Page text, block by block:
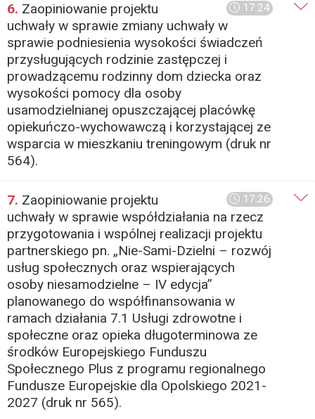
17:24
6. Zaopiniowanie projektu
uchwały w sprawie zmiany uchwały w
sprawie podniesienia wysokości świadczeń
przysługujących rodzinie zastępczej i
prowadzącemu rodzinny dom dziecka oraz
wysokości pomocy dla osoby
usamodzielnianej opuszczającej placówkę
opiekuńczo-wychowawczą i korzystającej ze
wsparcia w mieszkaniu treningowym (druk nr
564).
17:26
7. Zaopiniowanie projektu
uchwały w sprawie współdziałania na rzecz
przygotowania i wspólnej realizacji projektu
partnerskiego pn. „Nie-Sami-Dzielni – rozwój
usług społecznych oraz wspierających
osoby niesamodzielne – IV edycja”
planowanego do współfinansowania w
ramach działania 7.1 Usługi zdrowotne i
społeczne oraz opieka długoterminowa ze
środków Europejskiego Funduszu
Społecznego Plus z programu regionalnego
Fundusze Europejskie dla Opolskiego 2021-
2027 (druk nr 565).